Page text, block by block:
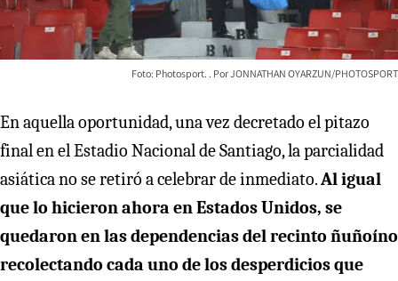
Foto: Photosport. JONNATHAN OYARZUN/PHOTOSPORT
En aquella oportunidad, una vez decretado el pitazo
final en el Estadio Nacional de Santiago, la parcialidad
asiática no se retiró a celebrar de inmediato.Al igual
que lo hicieron ahora en Estados Unidos, se
quedaron en las dependencias del recinto ñuñoíno
recolectando cada uno de los desperdicios que